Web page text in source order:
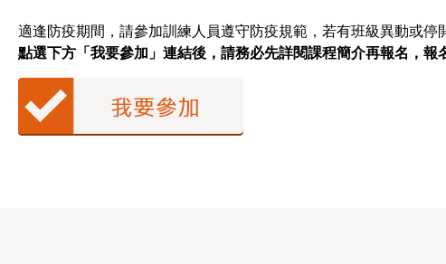
適逢防疫期間，請參加訓練人員遵守防疫規範，若有班級異動或停
點選下方「我要參加」連結後，請務必先詳閱課程簡介再報名，報